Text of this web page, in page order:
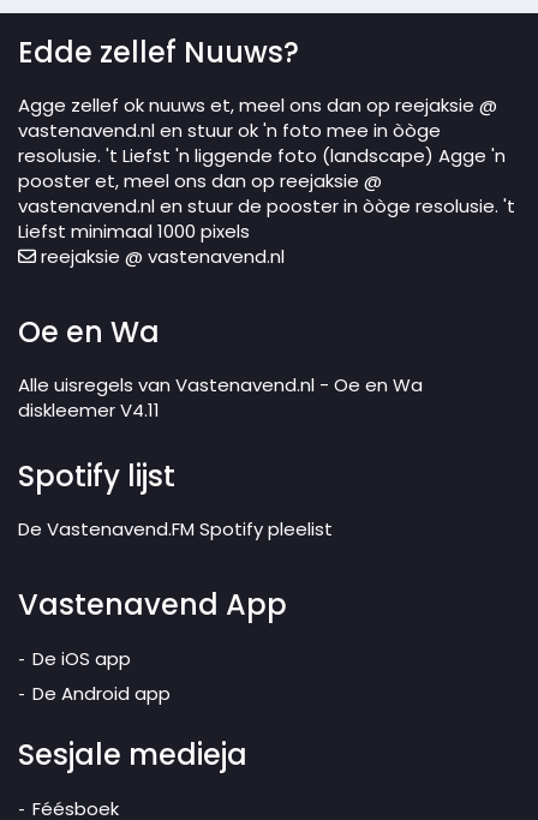
Edde zellef Nuuws?
Agge zellef ok nuuws et, meel ons dan op reejaksie @
vastenavend.nl en stuur ok 'n foto mee in òòge
resolusie. 't Liefst 'n liggende foto (landscape) Agge 'n
pooster et, meel ons dan op reejaksie @
vastenavend.nl en stuur de pooster in òòge resolusie. 't
Liefst minimaal 1000 pixels
reejaksie @ vastenavend.nl
Oe en Wa
Alle uisregels van Vastenavend.nl - Oe en Wa
diskleemer V4.11
Spotify lijst
De Vastenavend.FM Spotify pleelist
Vastenavend App
De iOS app
De Android app
Sesjale medieja
Féésboek